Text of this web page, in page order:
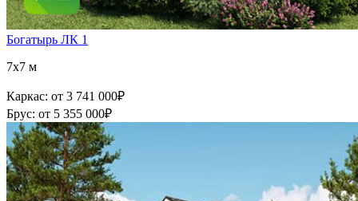
Богатырь ЛК 1
7x7 м
Каркас: от 3 741 000₽
Брус: от 5 355 000₽